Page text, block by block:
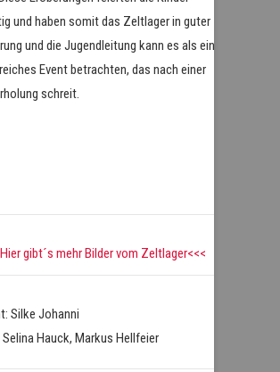
und haben somit das Zeltlager in guter
und die Jugendleitung kann es als ein
Event betrachten, das nach einer
schreit.
gibt´s mehr Bilder vom Zeltlager<<<
Silke Johanni
Selina Hauck, Markus Hellfeier